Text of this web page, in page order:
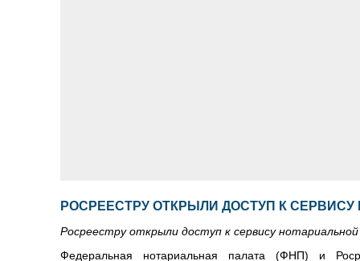
РОСРЕЕСТРУ ОТКРЫЛИ ДОСТУП К
Росреестру открыли доступ к сервису
Федеральная нотариальная палата (ФНП) и